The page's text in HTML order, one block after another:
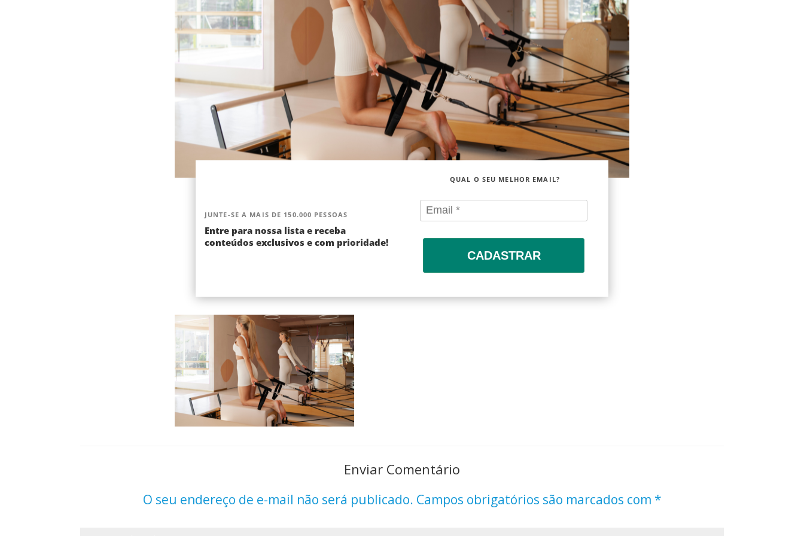
JUNTE-SE A MAIS DE 150.000 PESSOAS
Entre para nossa lista e receba
conteúdos exclusivos e com prioridade!
QUAL O SEU MELHOR EMAIL?
CADASTRAR
Enviar Comentário
O seu endereço de e-mail não será publicado. Campos obrigatórios são marcados com *